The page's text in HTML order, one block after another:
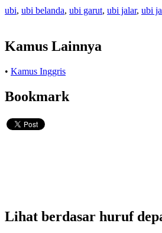
ubi, ubi belanda, ubi garut, ubi jalar, ubi
Kamus Lainnya
• Kamus Inggris
Bookmark
Lihat berdasar huruf